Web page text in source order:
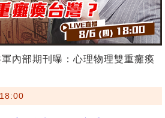
軍內部期刊曝：心理物理雙重癱瘓